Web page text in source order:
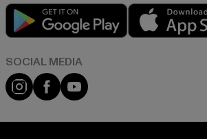
Play market
Instagram
FacebookYouTube